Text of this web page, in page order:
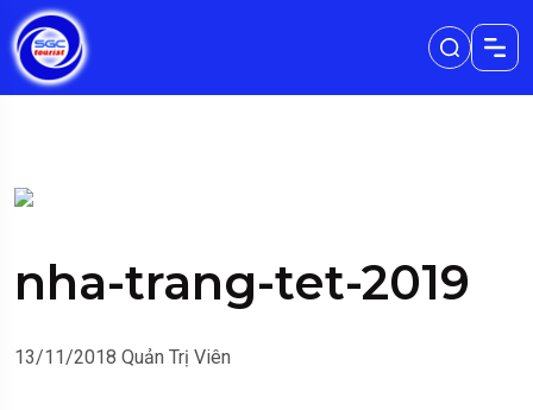
nha-trang-tet-2019
13/11/2018 Quản Trị Viên